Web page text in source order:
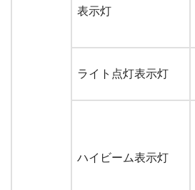
表示灯
ライト点灯表示灯
ハイビーム表示灯